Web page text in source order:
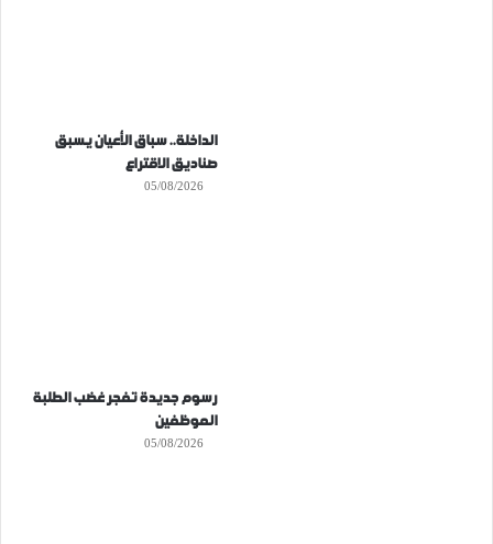
الداخلة.. سباق الأعيان يسبق
صناديق الاقتراع
05/08/2026
رسوم جديدة تفجر غضب الطلبة
الموظفين
05/08/2026